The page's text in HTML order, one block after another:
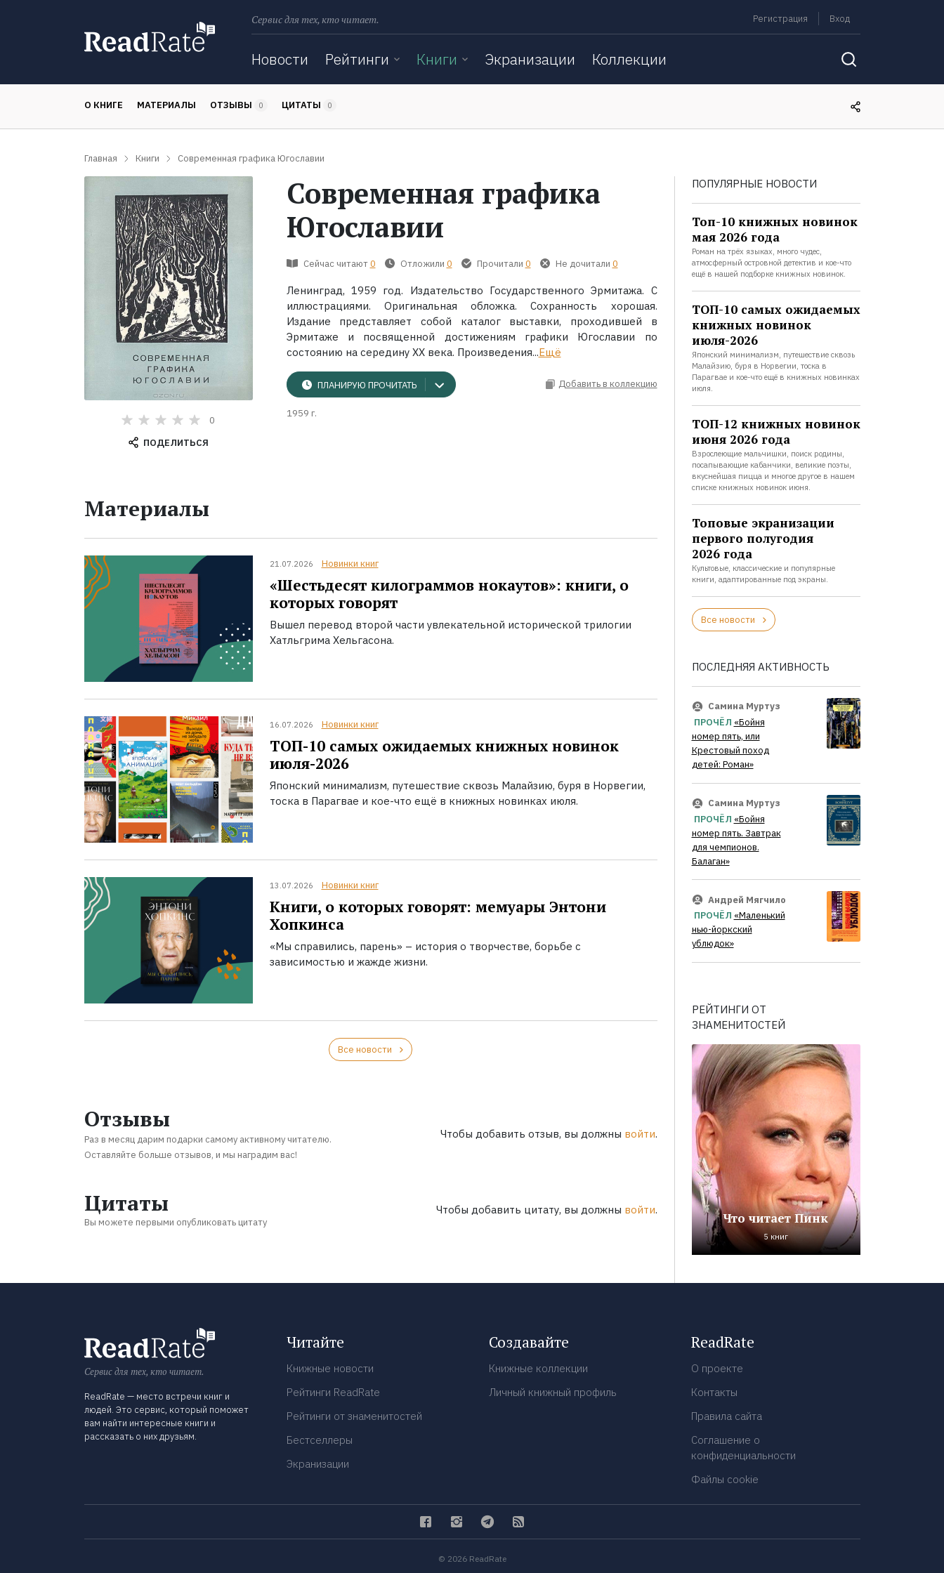
Сервис для тех, кто читает. Регистрация Вход
Новости Рейтинги Книги Экранизации Коллекции
О КНИГЕ МАТЕРИАЛЫ ОТЗЫВЫ 0 ЦИТАТЫ 0
Главная Книги Современная графика Югославии
0
ПОДЕЛИТЬСЯ
Современная графика
Югославии
Сейчас читают 0 Отложили 0 Прочитали 0 Не дочитали 0
Ленинград, 1959 год. Издательство Государственного Эрмитажа. С
иллюстрациями. Оригинальная обложка. Сохранность хорошая.
Издание представляет собой каталог выставки, проходившей в
Эрмитаже и посвященной достижениям графики Югославии по
состоянию на середину ХХ века. Произведения...Ещё
ПЛАНИРУЮ ПРОЧИТАТЬ Добавить в коллекцию
1959 г.
Материалы
21.07.2026 Новинки книг
«Шестьдесят килограммов нокаутов»: книги, о
которых говорят
Вышел перевод второй части увлекательной исторической трилогии
Хатльгрима Хельгасона.
16.07.2026 Новинки книг
ТОП-10 самых ожидаемых книжных новинок
июля-2026
Японский минимализм, путешествие сквозь Малайзию, буря в Норвегии,
тоска в Парагвае и кое-что ещё в книжных новинках июля.
13.07.2026 Новинки книг
Книги, о которых говорят: мемуары Энтони
Хопкинса
«Мы справились, парень» – история о творчестве, борьбе с
зависимостью и жажде жизни.
Все новости
Отзывы
Раз в месяц дарим подарки самому активному читателю.
Оставляйте больше отзывов, и мы наградим вас!
Чтобы добавить отзыв, вы должны войти.
Цитаты
Вы можете первыми опубликовать цитату
Чтобы добавить цитату, вы должны войти.
ПОПУЛЯРНЫЕ НОВОСТИ
Топ-10 книжных новинок
мая 2026 года
Роман на трёх языках, много чудес,
атмосферный островной детектив и кое-что
ещё в нашей подборке книжных новинок.
ТОП-10 самых ожидаемых
книжных новинок
июля-2026
Японский минимализм, путешествие сквозь
Малайзию, буря в Норвегии, тоска в
Парагвае и кое-что ещё в книжных новинках
июля.
ТОП-12 книжных новинок
июня 2026 года
Взрослеющие мальчишки, поиск родины,
посапывающие кабанчики, великие поэты,
вкуснейшая пицца и многое другое в нашем
списке книжных новинок июня.
Топовые экранизации
первого полугодия
2026 года
Культовые, классические и популярные
книги, адаптированные под экраны.
Все новости
ПОСЛЕДНЯЯ АКТИВНОСТЬ
Самина Муртуз
ПРОЧЁЛ «Бойня
номер пять, или
Крестовый поход
детей: Роман»
Самина Муртуз
ПРОЧЁЛ «Бойня
номер пять. Завтрак
для чемпионов.
Балаган»
Андрей Мягчило
ПРОЧЁЛ «Маленький
нью-йоркский
ублюдок»
РЕЙТИНГИ ОТ
ЗНАМЕНИТОСТЕЙ
Что читает Пинк
5 книг
Сервис для тех, кто читает.
ReadRate — место встречи книг и
людей. Это сервис, который поможет
вам найти интересные книги и
рассказать о них друзьям.
Читайте
Книжные новости
Рейтинги ReadRate
Рейтинги от знаменитостей
Бестселлеры
Экранизации
Создавайте
Книжные коллекции
Личный книжный профиль
ReadRate
О проекте
Контакты
Правила сайта
Соглашение о
конфиденциальности
Файлы cookie
© 2026 ReadRate